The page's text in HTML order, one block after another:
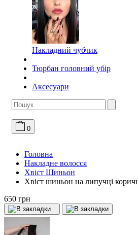
Накладний чубчик
Тюрбан головний убір
Аксесуари
0
Головна
Накладне волосся
Хвіст Шиньон
Хвіст шиньон на липучці
650 грн